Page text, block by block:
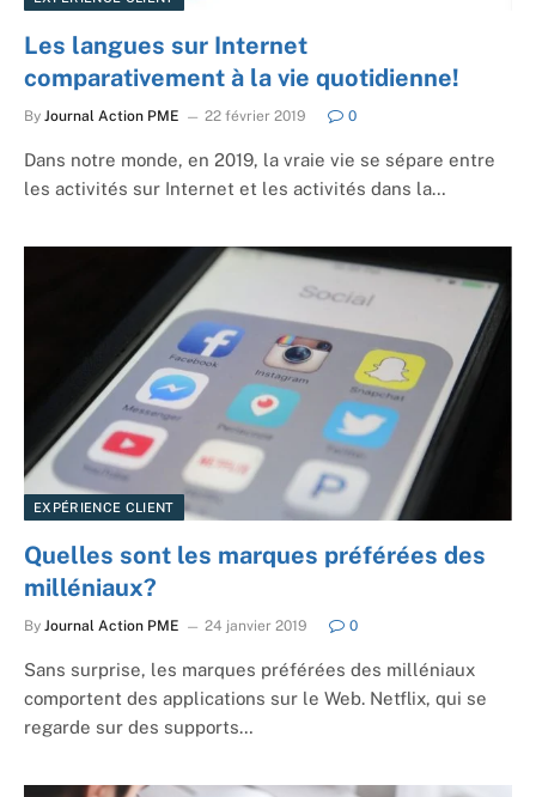
Les langues sur Internet
comparativement à la vie quotidienne!
By Journal Action PME 22 février 2019 0
Dans notre monde, en 2019, la vraie vie se sépare entre
les activités sur Internet et les activités dans la…
EXPÉRIENCE CLIENT
Quelles sont les marques préférées des
milléniaux?
By Journal Action PME 24 janvier 2019 0
Sans surprise, les marques préférées des milléniaux
comportent des applications sur le Web. Netflix, qui se
regarde sur des supports…